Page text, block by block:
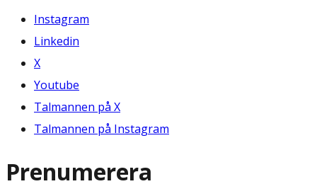
Instagram
Linkedin
X
Youtube
Talmannen på X
Talmannen på Instagram
Prenumerera